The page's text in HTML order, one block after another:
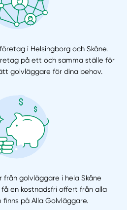
i Helsingborg och Skåne.
på ett och samma ställe för
golvläggare för dina behov.
från golvläggare i hela Skåne
en kostnadsfri offert från alla
på Alla Golvläggare.